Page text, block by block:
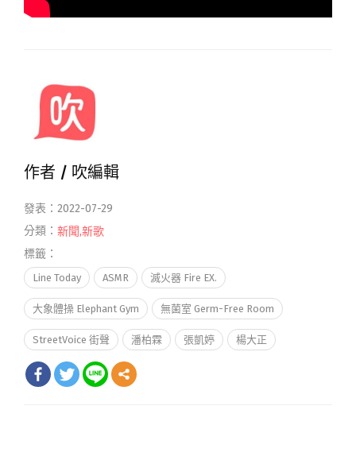
作者 / 吹編輯
發表：2022-07-29
分類： 新聞,新歌
標籤：
Line Today ASMR 滅火器 Fire EX.
大象體操 Elephant Gym 無菌室 Germ-Free Room
StreetVoice 街聲 潘柏霖 張凱婷 楊大正